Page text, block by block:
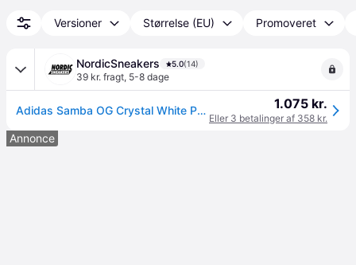
Versioner Størrelse (EU) Promoveret
NordicSneakers 5.0(14)
39 kr. fragt, 5-8 dage
Adidas Samba OG Crystal White Preloved Red - 38 1.075 kr.
Eller 3 betalinger af 358 kr.
Annonce